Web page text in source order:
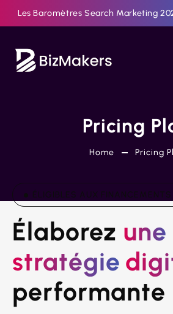
Les Baromètres Search Marketing
Pricing
Home Pricing
ÉLIGIBLES AUX
Élaborez une
stratégie
performante